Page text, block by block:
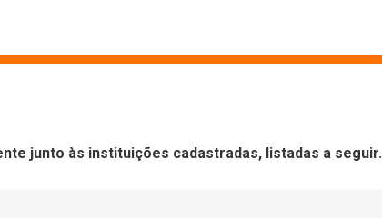
junto às instituições cadastradas, listadas a seguir.